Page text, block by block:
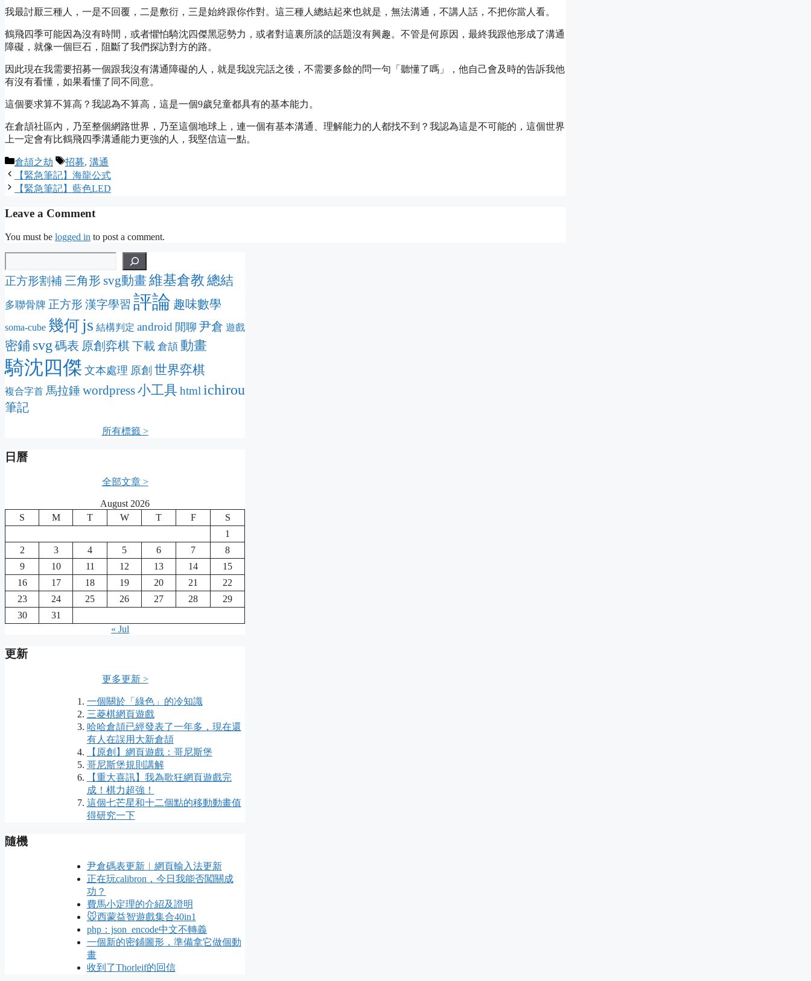
我最討厭三種人，一是不回覆，二是敷衍，三是始終跟你作對。這三種人總結起來也就是，無法溝通，不講人話，不把你當人看。
鶴飛四季可能因為沒有時間，或者懼怕騎沈四傑黑惡勢力，或者對這裏所談的話題沒有興趣。不管是何原因，最終我跟他形成了溝通
障礙，就像一個巨石，阻斷了我們探訪對方的路。
因此現在我需要招募一個跟我沒有溝通障礙的人，就是我說完話之後，不需要多餘的問一句「聽懂了嗎」，他自己會及時的告訴我他
有沒有看懂，如果看懂了同不同意。
這個要求算不算高？我認為不算高，這是一個9歲兒童都具有的基本能力。
在倉頡社區內，乃至整個網路世界，乃至這個地球上，連一個有基本溝通、理解能力的人都找不到？我認為這是不可能的，這個世界
上一定會有比鶴飛四季溝通能力更強的人，我堅信這一點。
Categories
倉頡之劫 Tags
招募, 溝通
【緊急筆記】海龍公式
【緊急筆記】藍色LED
Leave a Comment
You must be logged in to post a comment.
正方形割補 三角形 svg動畫 維基倉教 總結
多聯骨牌 正方形 漢字學習 評論 趣味數學
soma-cube 幾何js 結構判定 android 閒聊 尹倉 遊戲
密鋪 svg 碼表 原創弈棋下載 倉頡 動畫
騎沈四傑 文本處理 原創 世界弈棋
複合字首 馬拉錘wordpress小工具 html ichirou
筆記
所有標籤 >
日曆
全部文章 >
August 2026
S
M T W T F
S
1
2
3 4 5 6 7
8
9
10 11 12 13 14
15
16
17 18 19 20 21
22
23
24 25 26 27 28
29
30
31
« Jul
更新
更多更新 >
一個關於「綠色」的冷知識
三菱棋網頁遊戲
哈哈倉頡已經發表了一年多，現在還
有人在誤用大新倉頡
【原創】網頁遊戲：哥尼斯堡
哥尼斯堡規則講解
【重大喜訊】我為歌狂網頁遊戲完
成！棋力超強！
這個七芒星和十二個點的移動動畫值
得研究一下
隨機
尹倉碼表更新︱網頁輸入法更新
正在玩calibron，今日我能否闖關成
功？
費馬小定理的介紹及證明
🐭西蒙益智遊戲集合40in1
php：json_encode中文不轉義
一個新的密鋪圖形，準備拿它做個動
畫
收到了Thorleif的回信